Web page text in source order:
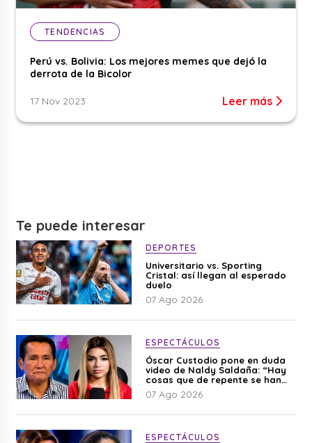
TENDENCIAS
Perú vs. Bolivia: Los mejores memes que dejó la
derrota de la Bicolor
17 Nov 2023 Leer más
Te puede interesar
DEPORTES
Universitario vs. Sporting
Cristal: así llegan al esperado
duelo
07 Ago 2026
ESPECTÁCULOS
Óscar Custodio pone en duda
video de Naldy Saldaña: “Hay
cosas que de repente se han
editado”
07 Ago 2026
ESPECTÁCULOS